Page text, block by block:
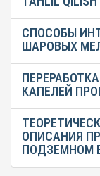
СПОСОБЫ
ШАРОВЫХ
КАПЕЛЕЙ
ОПИСАНИЯ
ПОДЗЕМНОМ